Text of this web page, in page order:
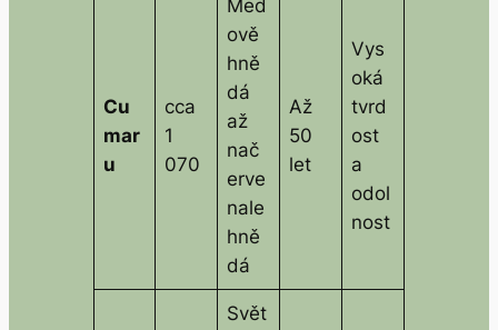
Cu
mar
u
cca
1
070
Med
ově
hně
dá
až
nač
erve
nale
hně
dá
Až
50
let
Vys
oká
tvrd
ost
a
odol
nost
Svět